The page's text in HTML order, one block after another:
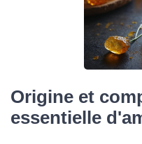
Origine et
essentielle